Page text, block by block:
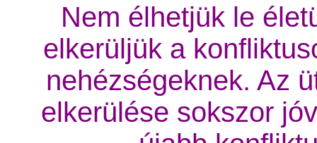
Nem élhetjük le
elkerüljük a
nehézségeknek. Az
elkerülése sokszor